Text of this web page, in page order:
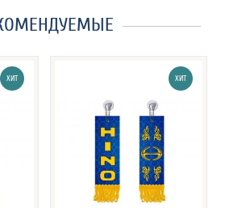
ХИТ ХИТ